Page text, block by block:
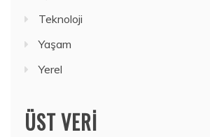
Teknoloji
Yaşam
Yerel
ÜST VERI